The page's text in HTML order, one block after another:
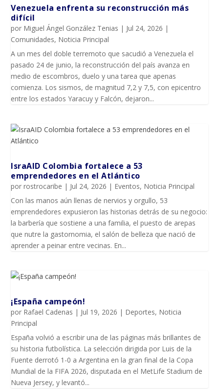
Venezuela enfrenta su reconstrucción más
difícil
por Miguel Ángel González Tenias | Jul 24, 2026 |
Comunidades, Noticia Principal
A un mes del doble terremoto que sacudió a Venezuela el
pasado 24 de junio, la reconstrucción del país avanza en
medio de escombros, duelo y una tarea que apenas
comienza. Los sismos, de magnitud 7,2 y 7,5, con epicentro
entre los estados Yaracuy y Falcón, dejaron...
IsraAID Colombia fortalece a 53
emprendedores en el Atlántico
porrostrocaribe | Jul 24, 2026 | Eventos, Noticia Principal
Con las manos aún llenas de nervios y orgullo, 53
emprendedores expusieron las historias detrás de su negocio:
la barbería que sostiene a una familia, el puesto de arepas
que nutre la gastornomia, el salón de belleza que nació de
aprender a peinar entre vecinas. En...
¡España campeón!
por Rafael Cadenas | Jul 19, 2026 | Deportes, Noticia
Principal
España volvió a escribir una de las páginas más brillantes de
su historia futbolística. La selección dirigida por Luis de la
Fuente derrotó 1-0 a Argentina en la gran final de la Copa
Mundial de la FIFA 2026, disputada en el MetLife Stadium de
Nueva Jersey, y levantó...